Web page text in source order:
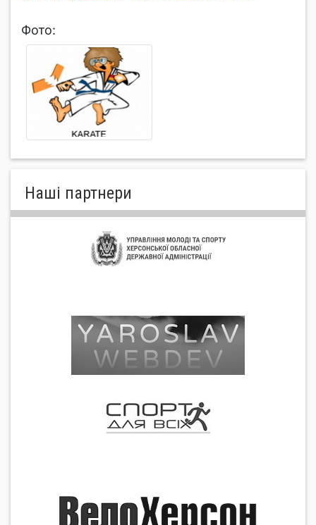
Фото:
Нашi партнери